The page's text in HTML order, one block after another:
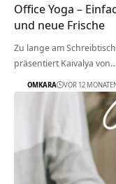
Office Yoga –
und neue Frische
Zu lange am
präsentiert Kaivalya von…
OMKARA VOR 12